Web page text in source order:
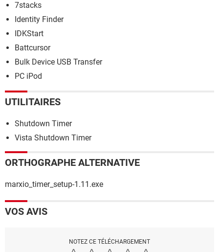
7stacks
Identity Finder
IDKStart
Battcursor
Bulk Device USB Transfer
PC iPod
UTILITAIRES
Shutdown Timer
Vista Shutdown Timer
ORTHOGRAPHE ALTERNATIVE
marxio_timer_setup-1.11.exe
VOS AVIS
NOTEZ CE TÉLÉCHARGEMENT